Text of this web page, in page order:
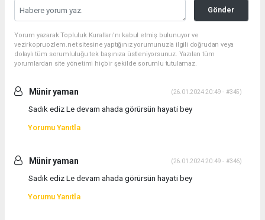
Gönder
Yorum yazarak Topluluk Kuralları’nı kabul etmiş bulunuyor ve
vezirkopruozlem.net sitesine yaptığınız yorumunuzla ilgili doğrudan veya
dolaylı tüm sorumluluğu tek başınıza üstleniyorsunuz. Yazılan tüm
yorumlardan site yönetimi hiçbir şekilde sorumlu tutulamaz.
Münir yaman (26.01.2024 20:49 - #345)
Sadık ediz Le devam ahada görürsün hayati bey
Yorumu Yanıtla
Münir yaman (26.01.2024 20:49 - #346)
Sadık ediz Le devam ahada görürsün hayati bey
Yorumu Yanıtla